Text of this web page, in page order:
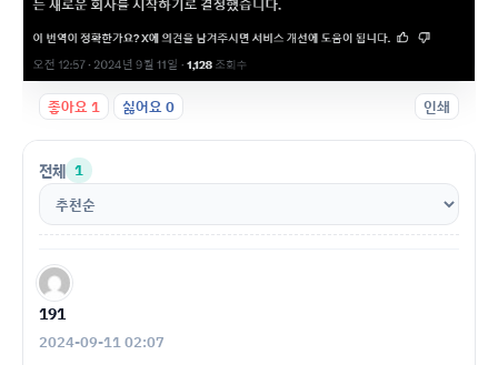
좋아요1 싫어요0 인쇄
전체 1
191
2024-09-11 02:07